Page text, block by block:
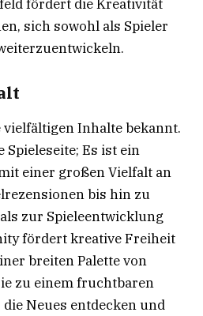
fördert die Kreativität
sich sowohl als Spieler
Inhalte bekannt.
Es ist ein
einer großen Vielfalt an
bis hin zu
zur Spieleentwicklung
fördert kreative Freiheit
breiten Palette von
zu einem fruchtbaren
Neues entdecken und